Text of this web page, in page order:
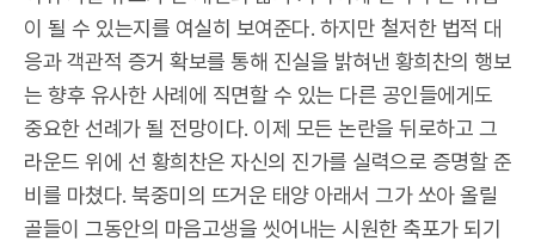
이 될 수 있는지를 여실히 보여준다. 하지만 철저한 법적 대
응과 객관적 증거 확보를 통해 진실을 밝혀낸 황희찬의 행보
는 향후 유사한 사례에 직면할 수 있는 다른 공인들에게도
중요한 선례가 될 전망이다. 이제 모든 논란을 뒤로하고 그
라운드 위에 선 황희찬은 자신의 진가를 실력으로 증명할 준
비를 마쳤다. 북중미의 뜨거운 태양 아래서 그가 쏘아 올릴
골들이 그동안의 마음고생을 씻어내는 시원한 축포가 되기